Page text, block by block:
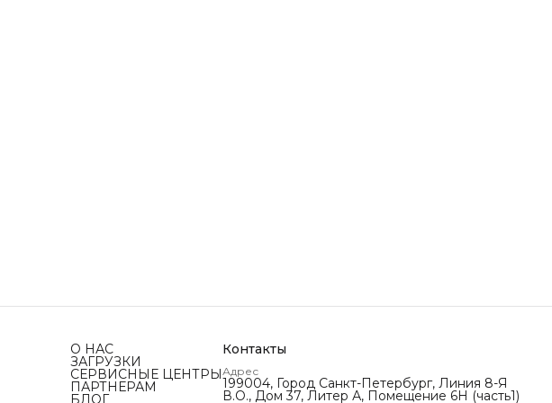
О НАС
ЗАГРУЗКИ
СЕРВИСНЫЕ ЦЕНТРЫ
ПАРТНЕРАМ
БЛОГ
Контакты
Адрес
199004, Город Санкт-Петербург, Линия 8-Я
В.О., Дом 37, Литер А, Помещение 6Н (часть1)